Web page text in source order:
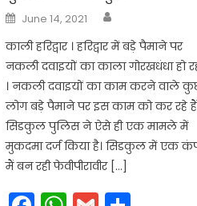
Posted
on
June 14, 2021
काली हरिद्वार । हरिद्वार में बड़े पैमाने पर
नकली दवाइयों का काला गोरखधंधा हो
। नकली दवाइयों का काम करने वाले
लोग बड़े पैमाने पर इस काम को कर रहे हैं
सिडकुल पुलिस ने ऐसे ही एक मामले में
मुकदमा दर्ज किया है। सिडकुल में एक
मैं बन रही फेवीपीरावीर […]